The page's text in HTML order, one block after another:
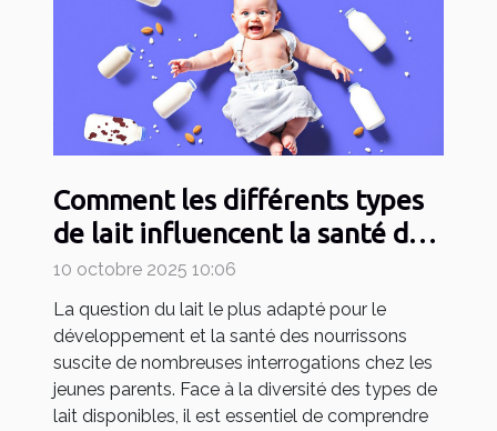
Comment les différents types
de lait influencent la santé de
votre bébé ?
10 octobre 2025 10:06
La question du lait le plus adapté pour le
développement et la santé des nourrissons
suscite de nombreuses interrogations chez les
jeunes parents. Face à la diversité des types de
lait disponibles, il est essentiel de comprendre